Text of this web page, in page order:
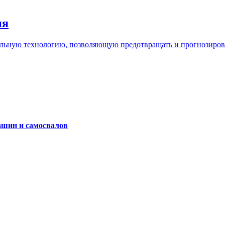
технологию, позволяющую предотвращать и
и самосвалов